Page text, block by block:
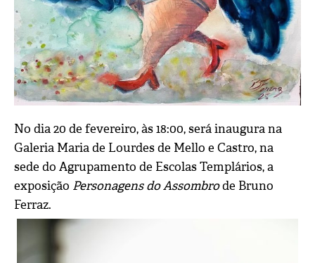
No dia 20 de fevereiro, às 18:00, será inaugura na
Galeria Maria de Lourdes de Mello e Castro, na
sede do Agrupamento de Escolas Templários, a
exposição Personagens do Assombrode Bruno
Ferraz.